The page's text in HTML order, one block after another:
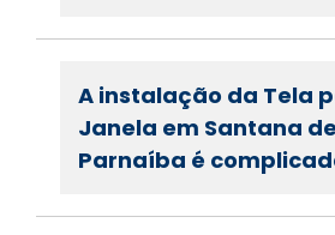
A instalação da Tela
Janela em Santana de
Parnaíba é